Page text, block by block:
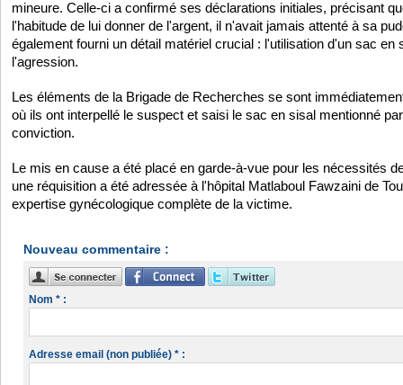
mineure. Celle-ci a confirmé ses déclarations initiales, précisant
l'habitude de lui donner de l'argent, il n'avait jamais attenté à sa
également fourni un détail matériel crucial : l'utilisation d'un sac en
l'agression.
Les éléments de la Brigade de Recherches se sont
où ils ont interpellé le suspect et saisi le sac en sisal mentionné
conviction.
Le mis en cause a été placé en garde-à-vue pour les nécessités
une réquisition a été adressée à l'hôpital Matlaboul Fawzaini de
expertise gynécologique complète de la victime.
Nouveau commentaire :
Nom * :
Adresse email (non publiée) * :